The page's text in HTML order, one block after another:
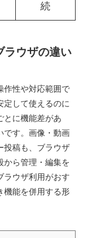
続
ラウザの違い
作性や対応範囲で
定して使えるのに
とに機能差があ
です。画像・動画
投稿も、ブラウザ
から管理・編集を
ラウザ利用がおす
機能を併用する形